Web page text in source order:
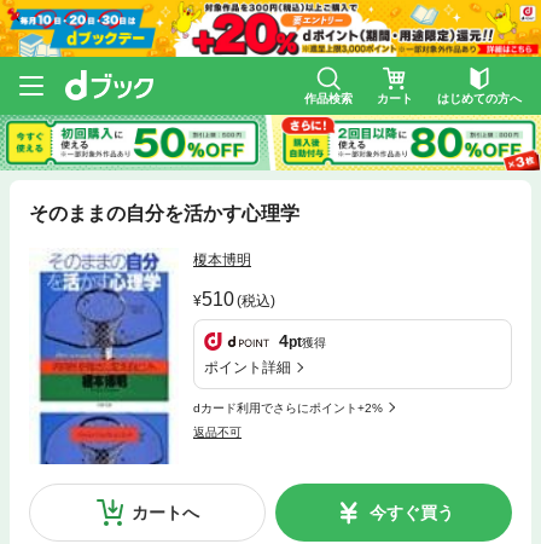
作品検索 カート はじめての方へ
そのままの自分を活かす心理学
榎本博明
510(税込)
4pt獲得
ポイント詳細
dカード利用でさらにポイント+2%
返品不可
カートへ 今すぐ買う